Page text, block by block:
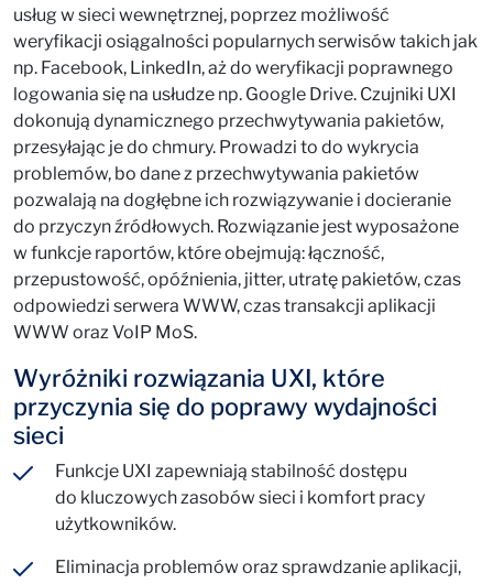
usług w sieci wewnętrznej, poprzez możliwość
weryfikacji osiągalności popularnych serwisów takich jak
np. Facebook, LinkedIn, aż do weryfikacji poprawnego
logowania się na usłudze np. Google Drive. Czujniki UXI
dokonują dynamicznego przechwytywania pakietów,
przesyłając je do chmury. Prowadzi to do wykrycia
problemów, bo dane z przechwytywania pakietów
pozwalają na dogłębne ich rozwiązywanie i docieranie
do przyczyn źródłowych. Rozwiązanie jest wyposażone
w funkcje raportów, które obejmują: łączność,
przepustowość, opóźnienia, jitter, utratę pakietów, czas
odpowiedzi serwera WWW, czas transakcji aplikacji
WWW oraz VoIP MoS.
Wyróżniki rozwiązania UXI, które
przyczynia się do poprawy wydajności
sieci
Funkcje UXI zapewniają stabilność dostępu
do kluczowych zasobów sieci i komfort pracy
użytkowników.
Eliminacja problemów oraz sprawdzanie aplikacji,